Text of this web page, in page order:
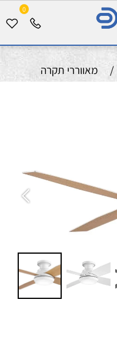
0
/ מאווררי תקרה